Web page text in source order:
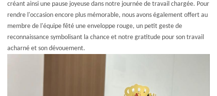
créant ainsi une pause joyeuse dans notre journée de travail chargée. Pour
rendre l'occasion encore plus mémorable, nous avons également offert au
membre de l'équipe fêté une enveloppe rouge, un petit geste de
reconnaissance symbolisant la chance et notre gratitude pour son travail
acharné et son dévouement.